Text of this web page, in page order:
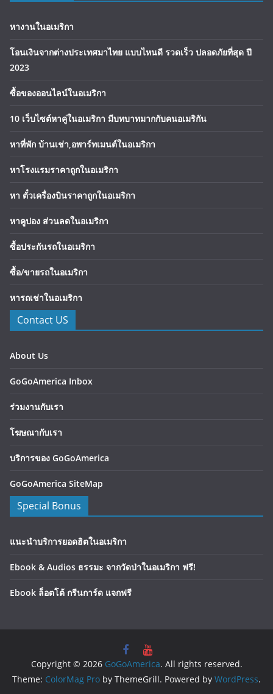
หางานในอเมริกา
โอนเงินจากต่างประเทศมาไทย แบบไหนดี รวดเร็ว ปลอดภัยที่สุด ปี
2023
ซื้อของออนไลน์ในอเมริกา
10 เว็บไซต์หาคู่ในอเมริกา มีบทบาทมากกับคนอเมริกัน
หาที่พัก บ้านเช่า,อพาร์ทเมนต์ในอเมริกา
หาโรงแรมราคาถูกในอเมริกา
หา ตั๋วเครื่องบินราคาถูกในอเมริกา
หาคูปอง ส่วนลดในอเมริกา
ซื้อประกันรถในอเมริกา
ซื้อ/ขายรถในอเมริกา
หารถเช่าในอเมริกา
Contact US
About Us
GoGoAmerica Inbox
ร่วมงานกับเรา
โฆษณากับเรา
บริการของ GoGoAmerica
GoGoAmerica SiteMap
Special Bonus
แนะนำบริการยอดฮิตในอเมริกา
Ebook & Audios ธรรมะ จากวัดป่าในอเมริกา ฟรี!
Ebook ล็อตโต้ กรีนการ์ด แจกฟรี
Copyright © 2026 GoGoAmerica. All rights reserved.
Theme: ColorMag Pro by ThemeGrill. Powered by WordPress.